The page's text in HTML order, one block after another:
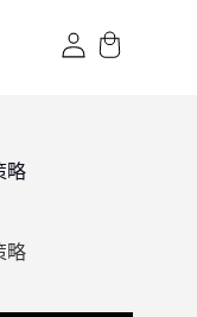
略
略